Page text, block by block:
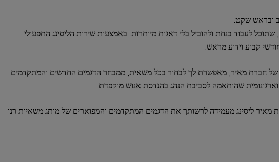
ובראש שקט.
לעבוד בנחת ולהוביל בלי דאגות מיותרות. באמצעות שירות הליסינג התפעולי
קבוע וידוע מראש.
של חברת מאיר, מאפשרת לך לבחור בכל משאית, ממבחר הדגמים החדשים והמתקדמים
שהותאמה לסביבת הנהג בהנדסת אנוש מוקפדת.
ליסינג מעמידה לרשותך את הדגמים המתקדמים והמפוארים של מותג משאיות רנו